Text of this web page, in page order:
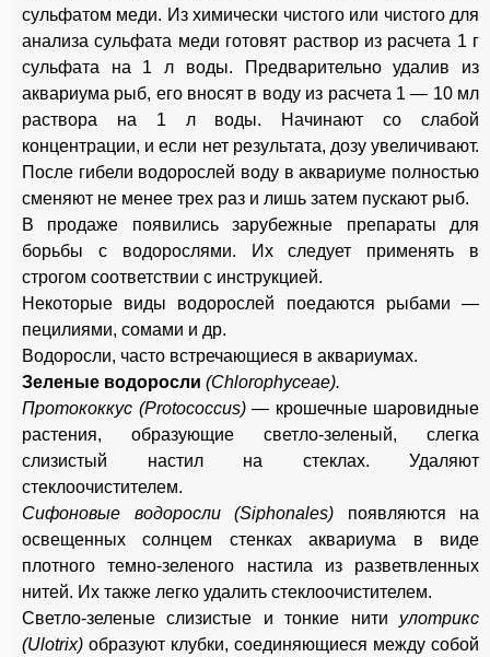
сульфатом меди. Из химически чистого или чистого для
анализа сульфата меди готовят раствор из расчета 1 г
сульфата на 1 л воды. Предварительно удалив из
аквариума рыб, его вносят в воду из расчета 1 — 10 мл
раствора на 1 л воды. Начинают со слабой
концентрации, и если нет результата, дозу увеличивают.
После гибели водорослей воду в аквариуме полностью
сменяют не менее трех раз и лишь затем пускают рыб.
В продаже появились зарубежные препараты для
борьбы с водорослями. Их следует применять в
строгом соответствии с инструкцией.
Некоторые виды водорослей поедаются рыбами —
пецилиями, сомами и др.
Водоросли, часто встречающиеся в аквариумах.
Зеленые водоросли (Chlorophyceae).
Протококкус (Protococcus) — крошечные шаровидные
растения, образующие светло-зеленый, слегка
слизистый настил на стеклах. Удаляют
стеклоочистителем.
Сифоновые водоросли (Siphonales) появляются на
освещенных солнцем стенках аквариума в виде
плотного темно-зеленого настила из разветвленных
нитей. Их также легко удалить стеклоочистителем.
Светло-зеленые слизистые и тонкие нити улотрикс
(Ulotrix) образуют клубки, соединяющиеся между собой